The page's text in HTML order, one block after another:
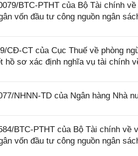
BTC-PTHT của Bộ Tài chính
vốn đầu tư công nguồn ngân
CĐ-CT của Cục Thuế về phòng
hồ sơ xác định nghĩa vụ tài chính
NHNN-TD của Ngân hàng Nhà
BTC-PTHT của Bộ Tài chính về
vốn đầu tư công nguồn ngân